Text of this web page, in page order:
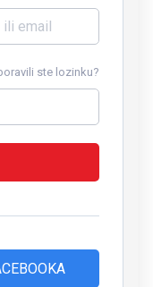
ste lozinku?